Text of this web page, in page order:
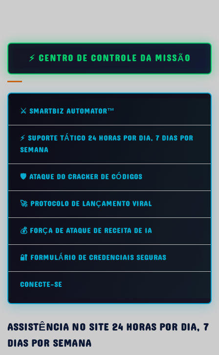
⚡ CENTRO DE CONTROLE DA MISSÃO
⚔️ SMARTBIZ AUTOMATOR™
⚡ SUPORTE TÁTICO 24 HORAS POR DIA, 7 DIAS POR
SEMANA
🛡️ ATAQUE DO CRACKER DE CÓDIGOS
🚀 PROTOCOLO DE LANÇAMENTO VIRAL
💰 FORÇA DE ATAQUE DE RECEITA DE IA
🔐 FORMULÁRIO DE CREDENCIAIS SEGURAS
CONECTE-SE
ASSISTÊNCIA NO SITE 24 HORAS POR DIA, 7
DIAS POR SEMANA